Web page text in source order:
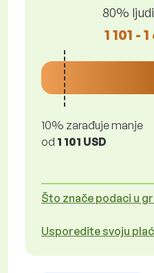
80%
1 101 -
10% zarađuje manje
od 1 101 USD
Što znače podaci u
Usporedite svoju